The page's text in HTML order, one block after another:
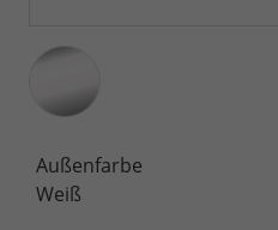
Außenfarbe
Weiß